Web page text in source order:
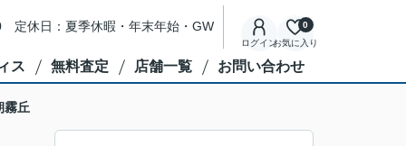
定休日：夏季休暇・年末年始・GW
ログインお気に入り
0
ス 無料査定 店舗一覧 お問い合わせ
霧丘